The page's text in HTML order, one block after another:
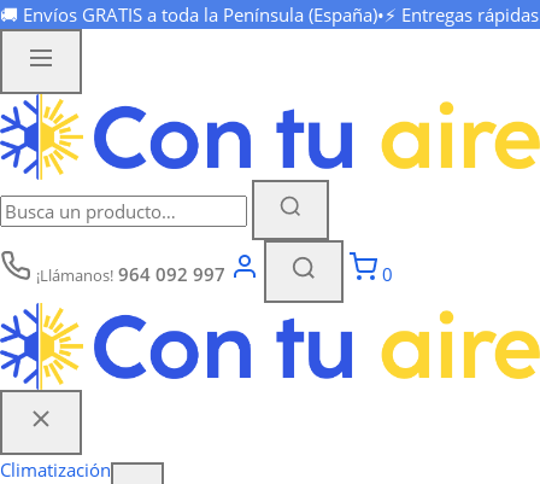
🚚 Envíos GRATIS a toda la Península (España)•⚡ Entregas
¡Llámanos! 964 092 997 0
Climatización